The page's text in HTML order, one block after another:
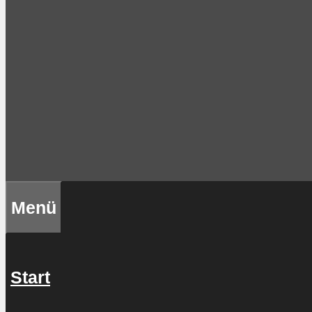
Menü
Start